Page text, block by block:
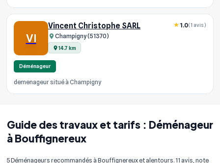
Guide des travaux et tarifs : Déménageur
à Bouffignereux
5 Déménageurs recommandés à Bouffignereux et alentours. 11 avis, note
VI
Vincent Christophe SARL
Champigny (51370)
14.7 km
1.0(1 avis)
Déménageur
demenageur situé à Champigny